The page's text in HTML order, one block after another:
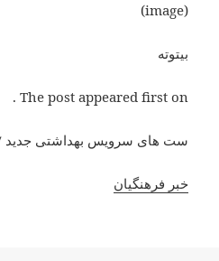
(image)
بیتوته
The post appeared first on .
ست های سرویس بهداشتی جدید ۲۰۱۷
خبر فرهنگیان